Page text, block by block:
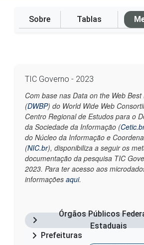
Sobre Tablas
TIC Governo - 2023
Com base nas Data on the Web Best
(DWBP) do World Wide Web
Centro Regional de Estudos para o
da Sociedade da Informação (
do Núcleo da Informação e
(NIC.br), disponibiliza a seguir os
documentação da pesquisa TIC
2023. Para ter acesso aos
informações aqui.
Órgãos Públicos
Estaduais
Prefeituras